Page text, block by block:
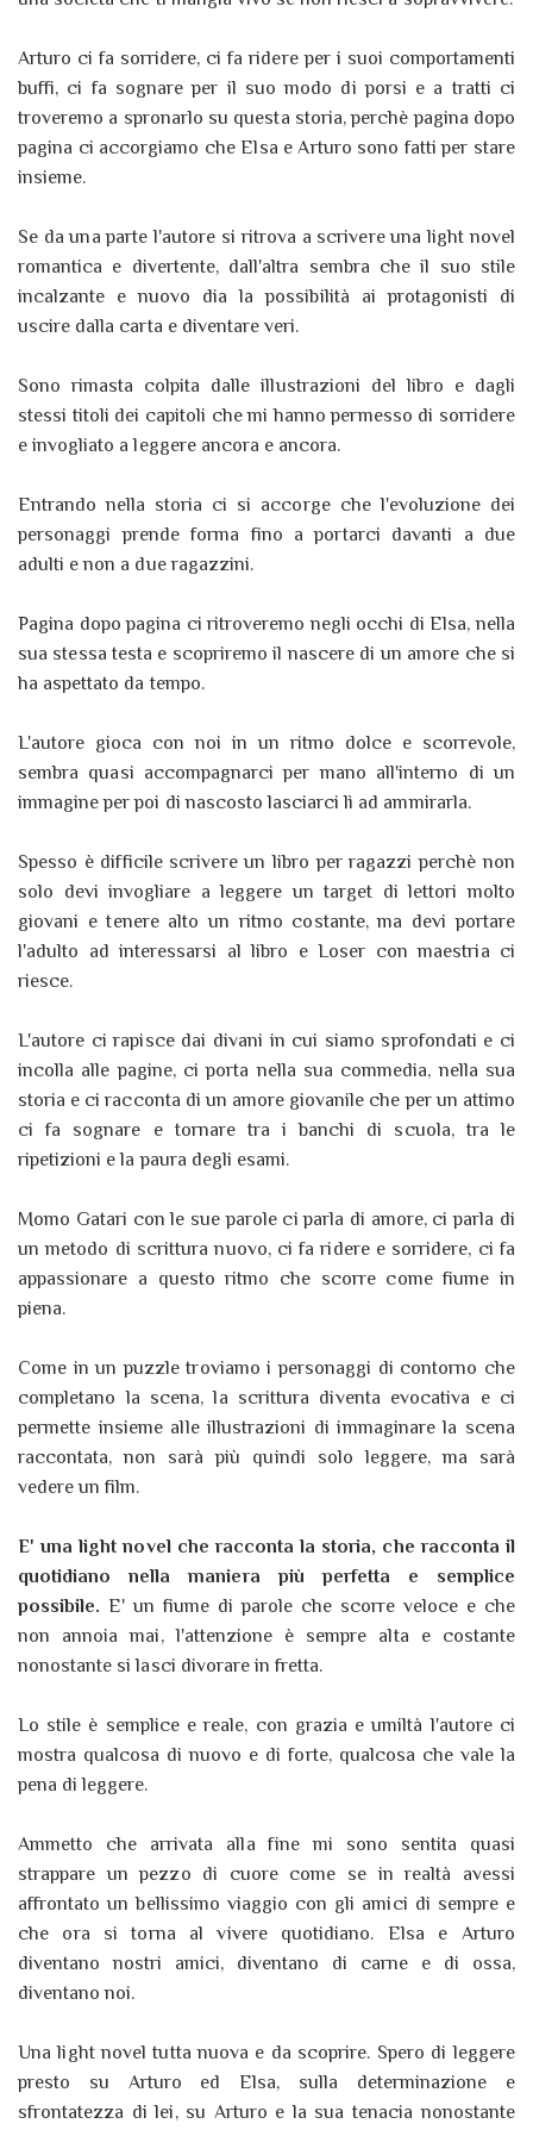
Arturo ci fa sorridere, ci fa ridere per i suoi comportamenti
buffi, ci fa sognare per il suo modo di porsi e a tratti ci
troveremo a spronarlo su questa storia, perchè pagina dopo
pagina ci accorgiamo che Elsa e Arturo sono fatti per stare
insieme.
Se da una parte l'autore si ritrova a scrivere una light novel
romantica e divertente, dall'altra sembra che il suo stile
incalzante e nuovo dia la possibilità ai protagonisti di
uscire dalla carta e diventare veri.
Sono rimasta colpita dalle illustrazioni del libro e dagli
stessi titoli dei capitoli che mi hanno permesso di sorridere
e invogliato a leggere ancora e ancora.
Entrando nella storia ci si accorge che l'evoluzione dei
personaggi prende forma fino a portarci davanti a due
adulti e non a due ragazzini.
Pagina dopo pagina ci ritroveremo negli occhi di Elsa, nella
sua stessa testa e scopriremo il nascere di un amore che si
ha aspettato da tempo.
L'autore gioca con noi in un ritmo dolce e scorrevole,
sembra quasi accompagnarci per mano all'interno di un
immagine per poi di nascosto lasciarci lì ad ammirarla.
Spesso è difficile scrivere un libro per ragazzi perchè non
solo devi invogliare a leggere un target di lettori molto
giovani e tenere alto un ritmo costante, ma devi portare
l'adulto ad interessarsi al libro e Loser con maestria ci
riesce.
L'autore ci rapisce dai divani in cui siamo sprofondati e ci
incolla alle pagine, ci porta nella sua commedia, nella sua
storia e ci racconta di un amore giovanile che per un attimo
ci fa sognare e tornare tra i banchi di scuola, tra le
ripetizioni e la paura degli esami.
Momo Gatari con le sue parole ci parla di amore, ci parla di
un metodo di scrittura nuovo, ci fa ridere e sorridere, ci fa
appassionare a questo ritmo che scorre come fiume in
piena.
Come in un puzzle troviamo i personaggi di contorno che
completano la scena, la scrittura diventa evocativa e ci
permette insieme alle illustrazioni di immaginare la scena
raccontata, non sarà più quindi solo leggere, ma sarà
vedere un film.
E' una light novel che racconta la storia, che racconta il
quotidiano nella maniera più perfetta e semplice
possibile. E' un fiume di parole che scorre veloce e che
non annoia mai, l'attenzione è sempre alta e costante
nonostante si lasci divorare in fretta.
Lo stile è semplice e reale, con grazia e umiltà l'autore ci
mostra qualcosa di nuovo e di forte, qualcosa che vale la
pena di leggere.
Ammetto che arrivata alla fine mi sono sentita quasi
strappare un pezzo di cuore come se in realtà avessi
affrontato un bellissimo viaggio con gli amici di sempre e
che ora si torna al vivere quotidiano. Elsa e Arturo
diventano nostri amici, diventano di carne e di ossa,
diventano noi.
Una light novel tutta nuova e da scoprire. Spero di leggere
presto su Arturo ed Elsa, sulla determinazione e
sfrontatezza di lei, su Arturo e la sua tenacia nonostante